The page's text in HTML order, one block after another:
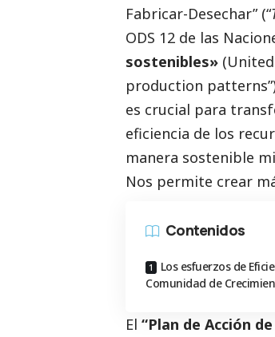
Fabricar-Desechar” (“
ODS 12 de las
sostenibles» (United
production patterns
es crucial para
eficiencia de los
manera sostenible
Nos permite crear
Contenidos
Los esfuerzos de
Comunidad de
El “Plan de Acción